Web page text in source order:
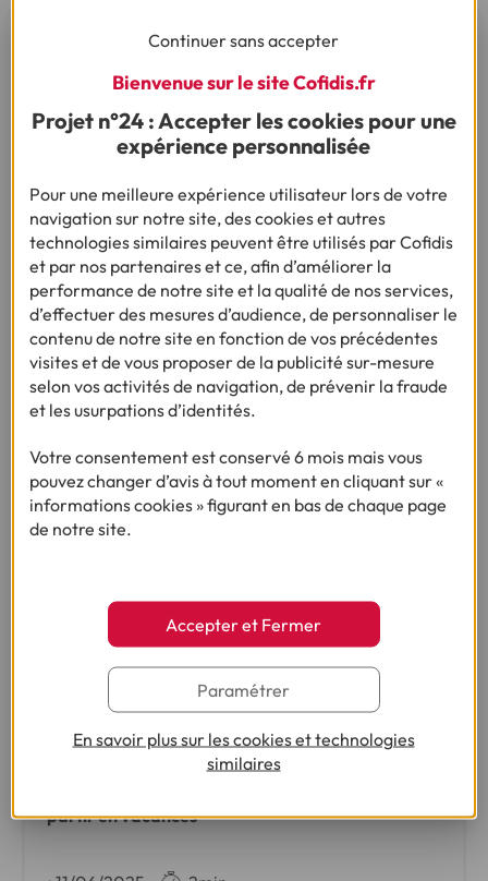
ENQUÊTE :
LES FRANÇAIS ET NOËL : 9ÈME ÉDITION
491 € : le budget moyen des Français pour Noël
2025, au plus bas depuis 2017
•06/11/2025 2min
ENQUÊTE :
BUDGET VACANCES D’ÉTÉ DES FRANÇAIS 2025
partir en vacances
Continuer sans accepter
Bienvenue sur le site Cofidis.fr
Projet n°24 : Accepter les cookies pour une
expérience personnalisée
Pour une meilleure expérience utilisateur lors de votre
navigation sur notre site, des cookies et autres
technologies similaires peuvent être utilisés par Cofidis
et par nos partenaires et ce, afin d’améliorer la
performance de notre site et la qualité de nos services,
d’effectuer des mesures d’audience, de personnaliser le
contenu de notre site en fonction de vos précédentes
visites et de vous proposer de la publicité sur-mesure
selon vos activités de navigation, de prévenir la fraude
et les usurpations d’identités.
Votre consentement est conservé 6 mois mais vous
pouvez changer d’avis à tout moment en cliquant sur «
informations cookies » figurant en bas de chaque page
de notre site.
Accepter et Fermer
Paramétrer
En savoir plus sur les cookies et technologies
similaires